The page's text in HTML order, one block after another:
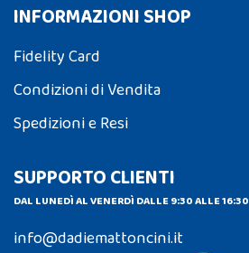
INFORMAZIONI SHOP
Fidelity Card
Condizioni di Vendita
Spedizioni e Resi
SUPPORTO CLIENTI
DAL LUNEDÌ AL VENERDÌ DALLE 9:30 ALLE 16:30
info@dadiemattoncini.it